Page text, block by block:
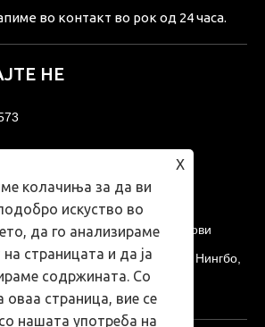
во контакт во рок од 24 часа.
НЕ
округ, Центар за иновации за нови
зона за висока технологија Нингбо,
Кина.
X
колачиња за да ви
искуство во
да го анализираме
на страницата и да ја
содржината. Со
оваа страница, вие се
нашата употреба на